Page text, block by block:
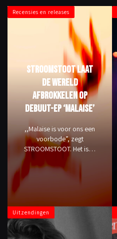
Recensies en releases
STROOMSTOOT laat
de wereld
afbrokkelen op
debuut-EP ‘Malaise’
,,Malaise is voor ons een
voorbode”, zegt
STROOMSTOOT. Het is…
Uitzendingen